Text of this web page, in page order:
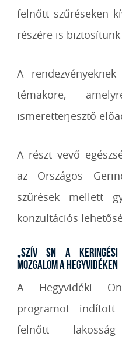
felnőtt szűréseken
részére is
A
témaköre,
ismeretterjesztő
A részt vevő
az Országos
szűrések mellett
konzultációs
„SZÍV SN a keringési
mozgalom a Hegyvidéken
A Hegyvidéki
programot
felnőtt